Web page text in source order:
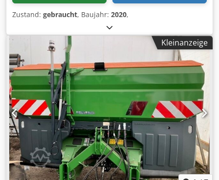
Zustand: gebraucht, Baujahr: 2020,
Kleinanzeige